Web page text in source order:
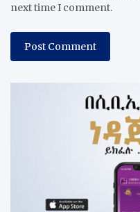
next time I comment.